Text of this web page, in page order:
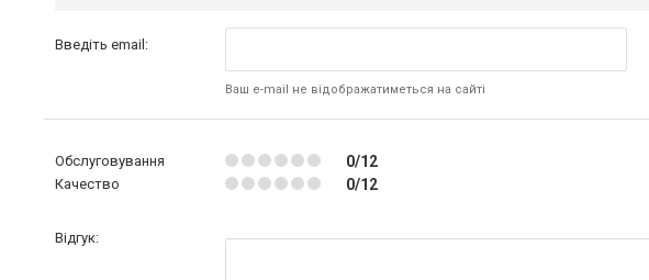
Введіть email:
Ваш e-mail не відображатиметься на сайті
Обслуговування 0/12
Качество 0/12
Відгук: